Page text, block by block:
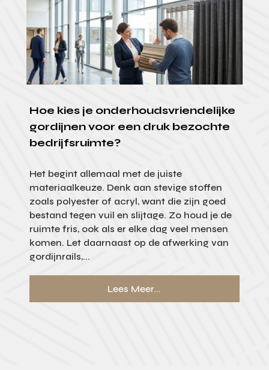
Hoe kies je onderhoudsvriendelijke
gordijnen voor een druk bezochte
bedrijfsruimte?
Het begint allemaal met de juiste
materiaalkeuze. Denk aan stevige stoffen
zoals polyester of acryl, want die zijn goed
bestand tegen vuil en slijtage. Zo houd je de
ruimte fris, ook als er elke dag veel mensen
komen. Let daarnaast op de afwerking van
gordijnrails,...
Lees Meer...